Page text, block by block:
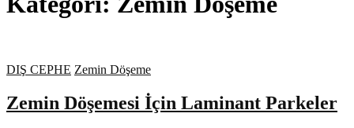
DIŞ CEPHE Zemin Döşeme
Zemin Döşemesi İçin Laminant Parkeler